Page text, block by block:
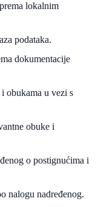
lokalnim
podataka.
dokumentacije
obukama u vezi s
obuke i
o postignućima i
nalogu nadređenog.